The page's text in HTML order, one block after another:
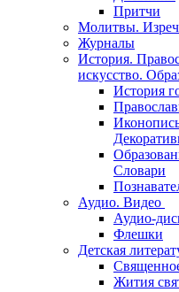
Притчи
Молитвы.
Журналы
История.
искусство.
История
Словари
Аудио. Видео
Аудио-
Флешки
Детская
Жития